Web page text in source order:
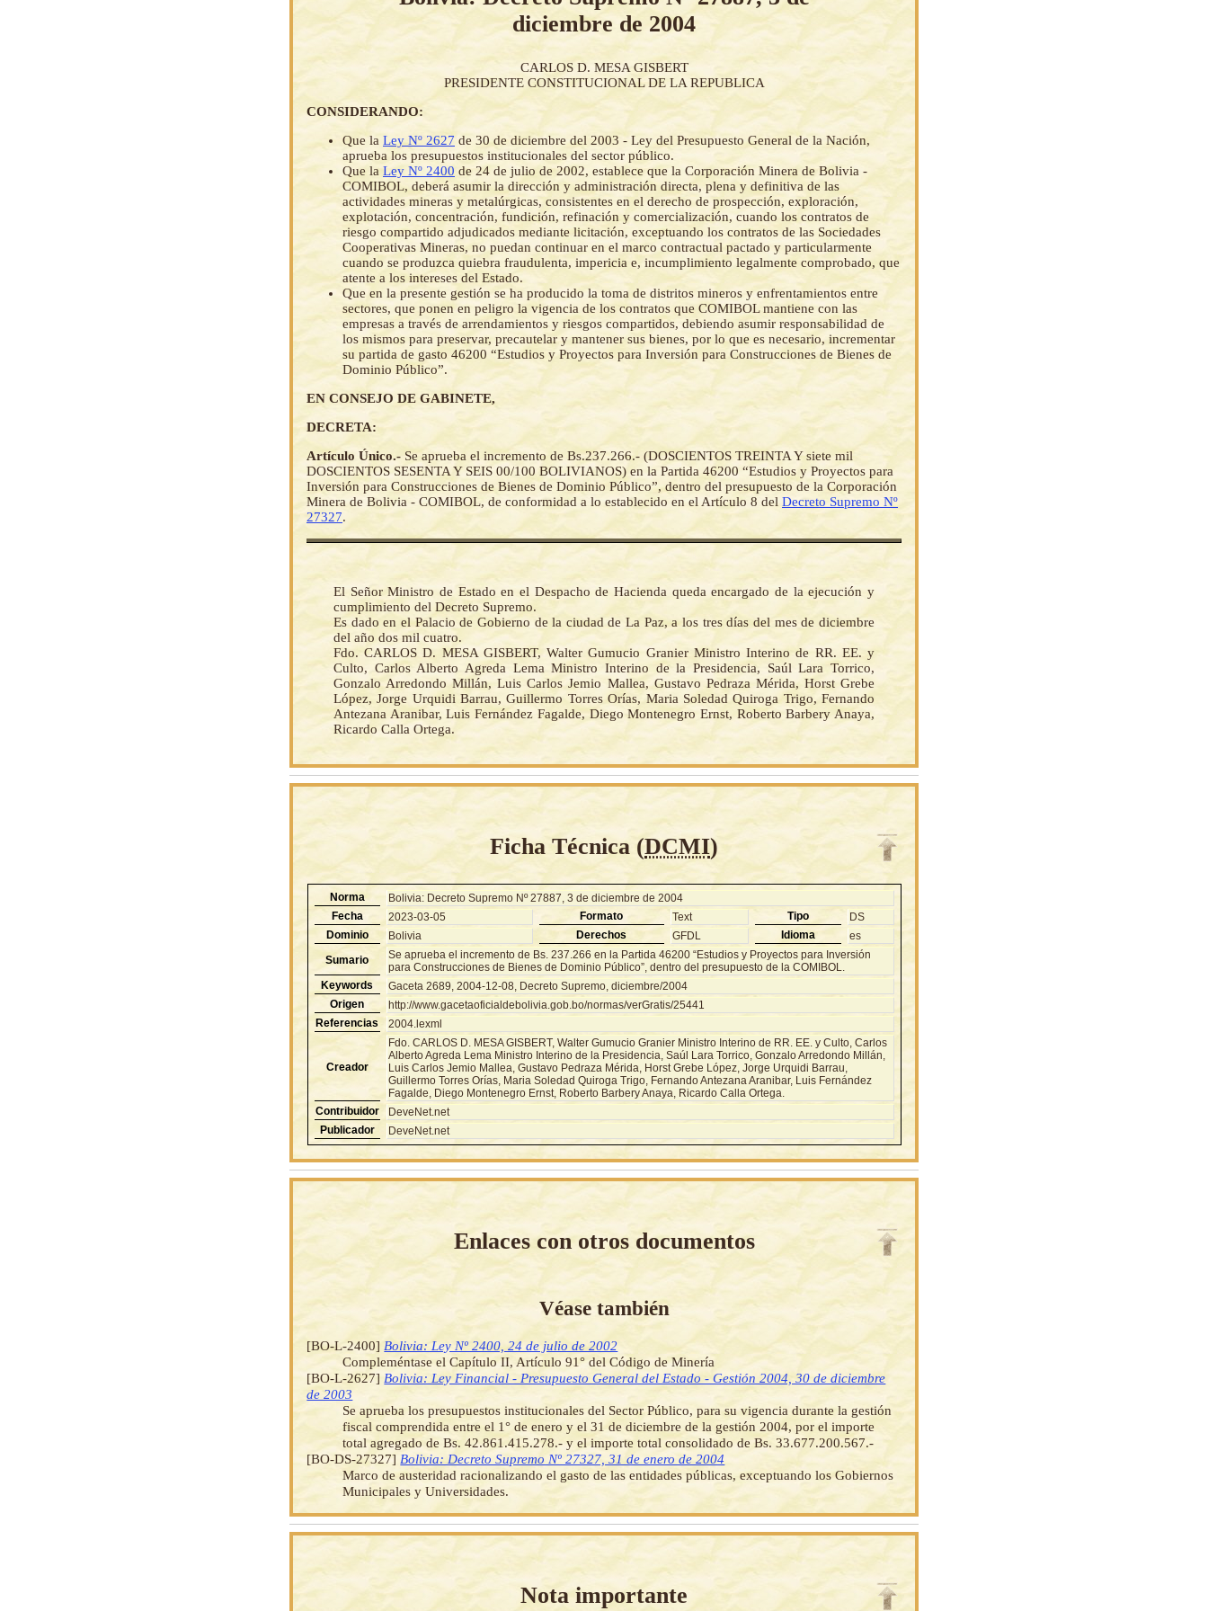
diciembre de 2004
CARLOS D. MESA GISBERT
PRESIDENTE CONSTITUCIONAL DE LA REPUBLICA
CONSIDERANDO:
Que la Ley Nº 2627 de 30 de diciembre del 2003 - Ley del Presupuesto General de la Nación,
aprueba los presupuestos institucionales del sector público.
Que laLey Nº 2400 de 24 de julio de 2002, establece que la Corporación Minera de Bolivia -
COMIBOL, deberá asumir la dirección y administración directa, plena y definitiva de las
actividades mineras y metalúrgicas, consistentes en el derecho de prospección, exploración,
explotación, concentración, fundición, refinación y comercialización, cuando los contratos de
riesgo compartido adjudicados mediante licitación, exceptuando los contratos de las Sociedades
Cooperativas Mineras, no puedan continuar en el marco contractual pactado y particularmente
cuando se produzca quiebra fraudulenta, impericia e, incumplimiento legalmente comprobado, que
atente a los intereses del Estado.
Que en la presente gestión se ha producido la toma de distritos mineros y enfrentamientos entre
sectores, que ponen en peligro la vigencia de los contratos que COMIBOL mantiene con las
empresas a través de arrendamientos y riesgos compartidos, debiendo asumir responsabilidad de
los mismos para preservar, precautelar y mantener sus bienes, por lo que es necesario, incrementar
su partida de gasto 46200 “Estudios y Proyectos para Inversión para Construcciones de Bienes de
Dominio Público”.
EN CONSEJO DE GABINETE,
DECRETA:
Artículo Único.- Se aprueba el incremento de Bs.237.266.- (DOSCIENTOS TREINTA Y siete mil
DOSCIENTOS SESENTA Y SEIS 00/100 BOLIVIANOS) en la Partida 46200 “Estudios y Proyectos para
Inversión para Construcciones de Bienes de Dominio Público”, dentro del presupuesto de la Corporación
Minera de Bolivia - COMIBOL, de conformidad a lo establecido en el Artículo 8 del Decreto Supremo Nº
27327.
El Señor Ministro de Estado en el Despacho de Hacienda queda encargado de la ejecución y
cumplimiento del Decreto Supremo.
Es dado en el Palacio de Gobierno de la ciudad de La Paz, a los tres días del mes de diciembre
del año dos mil cuatro.
Fdo. CARLOS D. MESA GISBERT, Walter Gumucio Granier Ministro Interino de RR. EE. y
Culto, Carlos Alberto Agreda Lema Ministro Interino de la Presidencia, Saúl Lara Torrico,
Gonzalo Arredondo Millán, Luis Carlos Jemio Mallea, Gustavo Pedraza Mérida, Horst Grebe
López, Jorge Urquidi Barrau, Guillermo Torres Orías, Maria Soledad Quiroga Trigo, Fernando
Antezana Aranibar, Luis Fernández Fagalde, Diego Montenegro Ernst, Roberto Barbery Anaya,
Ricardo Calla Ortega.
Ficha Técnica (DCMI)
Norma
Bolivia: Decreto Supremo Nº 27887, 3 de diciembre de 2004
Fecha
2023-03-05 Formato Text Tipo
DS
Dominio
Bolivia Derechos GFDL Idioma
es
Sumario
Se aprueba el incremento de Bs. 237.266 en la Partida 46200 “Estudios y Proyectos para Inversión
para Construcciones de Bienes de Dominio Público”, dentro del presupuesto de la COMIBOL.
Keywords
Gaceta 2689, 2004-12-08, Decreto Supremo, diciembre/2004
Origen
http://www.gacetaoficialdebolivia.gob.bo/normas/verGratis/25441
Referencias
2004.lexml
Creador
Fdo. CARLOS D. MESA GISBERT, Walter Gumucio Granier Ministro Interino de RR. EE. y Culto, Carlos
Alberto Agreda Lema Ministro Interino de la Presidencia, Saúl Lara Torrico, Gonzalo Arredondo Millán,
Luis Carlos Jemio Mallea, Gustavo Pedraza Mérida, Horst Grebe López, Jorge Urquidi Barrau,
Guillermo Torres Orías, Maria Soledad Quiroga Trigo, Fernando Antezana Aranibar, Luis Fernández
Fagalde, Diego Montenegro Ernst, Roberto Barbery Anaya, Ricardo Calla Ortega.
Contribuidor
DeveNet.net
Publicador
DeveNet.net
Enlaces con otros documentos
Véase también
[BO-L-2400] Bolivia: Ley Nº 2400, 24 de julio de 2002
Compleméntase el Capítulo II, Artículo 91° del Código de Minería
[BO-L-2627] Bolivia: Ley Financial - Presupuesto General del Estado - Gestión 2004, 30 de diciembre
de 2003
Se aprueba los presupuestos institucionales del Sector Público, para su vigencia durante la gestión
fiscal comprendida entre el 1° de enero y el 31 de diciembre de la gestión 2004, por el importe
total agregado de Bs. 42.861.415.278.- y el importe total consolidado de Bs. 33.677.200.567.-
[BO-DS-27327] Bolivia: Decreto Supremo Nº 27327, 31 de enero de 2004
Marco de austeridad racionalizando el gasto de las entidades públicas, exceptuando los Gobiernos
Municipales y Universidades.
Nota importante